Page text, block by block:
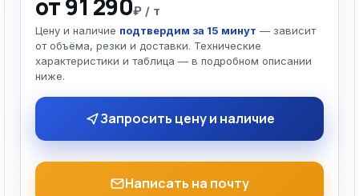
от 91 290₽ / т
Цену и наличие подтвердим за 15 минут — зависит
от объёма, резки и доставки. Технические
характеристики и таблица — в подробном описании
ниже.
Запросить цену и наличие
Написать на почту